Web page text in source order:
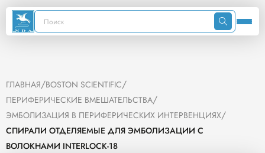
ГЛАВНАЯ/BOSTON SCIENTIFIC/
ПЕРИФЕРИЧЕСКИЕ ВМЕШАТЕЛЬСТВА/
ЭМБОЛИЗАЦИЯ В ПЕРИФЕРИЧЕСКИХ ИНТЕРВЕНЦИЯХ/
СПИРАЛИ ОТДЕЛЯЕМЫЕ ДЛЯ ЭМБОЛИЗАЦИИ С
ВОЛОКНАМИ INTERLOCK-18